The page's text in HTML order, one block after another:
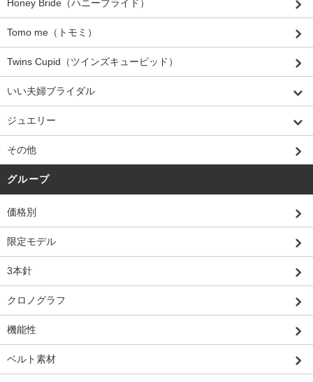
Honey Bride（ハニーブライド）
Tomo me（トモミ）
Twins Cupid（ツインズキューピッド）
いい夫婦ブライダル
ジュエリー
その他
グループ
価格別
限定モデル
3本針
クロノグラフ
機能性
ベルト素材